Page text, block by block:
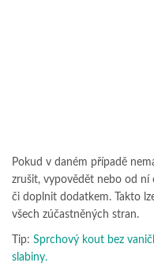
Pokud v daném případě
zrušit, vypovědět nebo od
či doplnit dodatkem. Takto
všech zúčastněných stran.
Tip: Sprchový kout bez
slabiny.